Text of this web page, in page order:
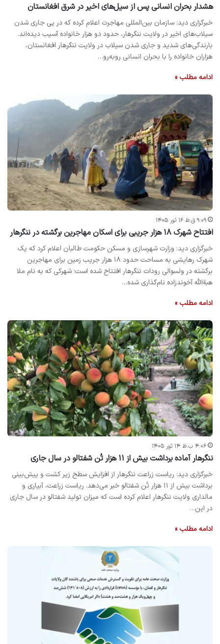
هشدار بحران انسانی پس از سیل‌های اخیر در شرق افغانستان
خبرگزاری دید: سازمان بین‌المللی مهاجرت اعلام کرده که در پی جاری شدن
سیلاب‌های اخیر در ولایت ننگرهار، حدود دو هزار خانواده آسیب دیده‌اند.
بارندگی‌های شدید و جاری شدن سیلاب در ولایت ننگرهار افغانستان،
هزاران خانواده را با بحران انسانی روبه‌رو…
ادامه مطلب »
۹:۰۹ ق.ظ ۱۶ ثور ۱۴۰۵
افتتاح شهرک ۱۸ هزار جریبی برای اسکان مهاجرین برگشته در ننگرهار
خبرگزاری دید: وزارت شهرسازی و مسکن حکومت طالبان اعلام کرد که یک
شهرک رهایشی به مساحت حدود ۱۸ هزار جریب زمین برای مهاجرین
برگشته در ولسوالی رودات ننگرهار افتتاح شده است؛ شهرکی که به نام ملا
هبة‌الله آخوندزاده نام‌گذاری شده…
ادامه مطلب »
۴:۰۶ ب.ظ ۱۴ ثور ۱۴۰۵
ننگرهار آماده برداشت بیش از ۱۱ هزار تُن شفتالو در سال جاری
خبرگزاری دید: ریاست زراعت ننگرهار از افزایش سطح زیر کشت و پیش‌بینی
برداشت بیش از ۱۱ هزار تُن شفتالو خبر می‌دهد. ریاست زراعت، آبیاری و
مالداری ولایت ننگرهار اعلام کرده است که میزان تولید شفتالو در سال جاری
در این…
ادامه مطلب »